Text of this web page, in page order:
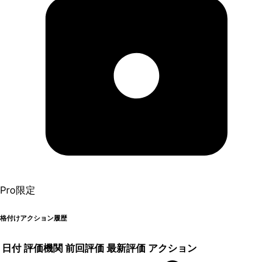
Pro限定
格付けアクション履歴
日付 評価機関 前回評価 最新評価 アクション